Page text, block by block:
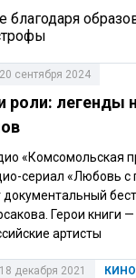
благодаря
сентября 2024
роли: легенды
«Комсомольская
сериал «Любовь с
документальный
Герои книги
артисты
КИНО
декабря 2021